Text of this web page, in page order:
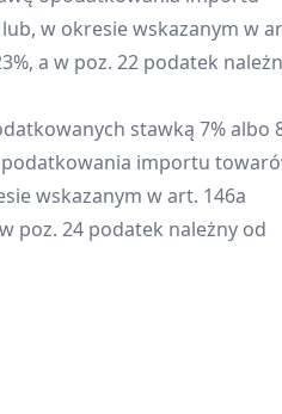
w okresie wskazanym w
a w poz. 22 podatek
stawką 7% albo
importu
wskazanym w art. 146a
poz. 24 podatek należny od